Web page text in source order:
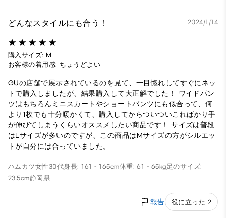
どんなスタイルにも合う！ 2024/1/14
購入サイズ: M
お客様の着用感: ちょうどよい
GUの店舗で展示されているのを見て、一目惚れしてすぐにネッ
トで購入しましたが、結果購入して大正解でした！ ワイドパン
ツはもちろんミニスカートやショートパンツにも似合って、何
より1枚でも十分暖かくて、購入してからついついこればかり手
が伸びてしまうくらいオススメしたい商品です！ サイズは普段
はLサイズが多いのですが、この商品はMサイズの方がシルエッ
トが自分には合っていました。
ハムカツ女性30代身長: 161 - 165cm体重: 61 - 65kg足のサイズ:
23.5cm静岡県
報告 役に立った 2